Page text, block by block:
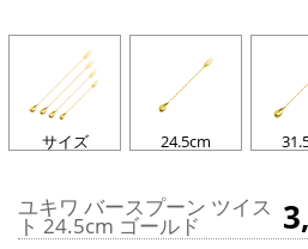
サイズ 24.5cm
ユキワ バースプーン ツイス
ト 24.5cm ゴールド